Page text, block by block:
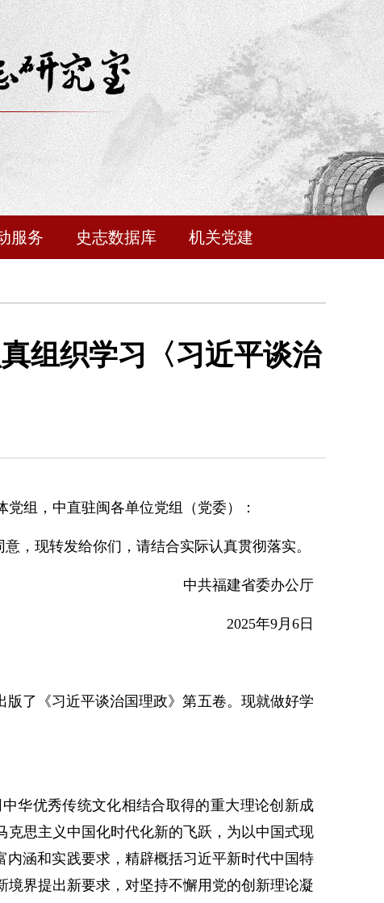
服务 史志数据库 机关党建
组织学习〈习近平谈治
组，中直驻闽各单位党组（党委）：
，现转发给你们，请结合实际认真贯彻落实。
中共福建省委办公厅
2025年9月6日
了《习近平谈治国理政》第五卷。现就做好学
华优秀传统文化相结合取得的重大理论创新成
思主义中国化时代化新的飞跃，为以中国式现
涵和实践要求，精辟概括习近平新时代中国特
界提出新要求，对坚持不懈用党的创新理论凝